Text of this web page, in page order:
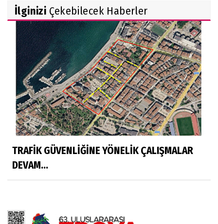
İlginizi Çekebilecek Haberler
TRAFİK GÜVENLİĞİNE YÖNELİK ÇALIŞMALAR
DEVAM...